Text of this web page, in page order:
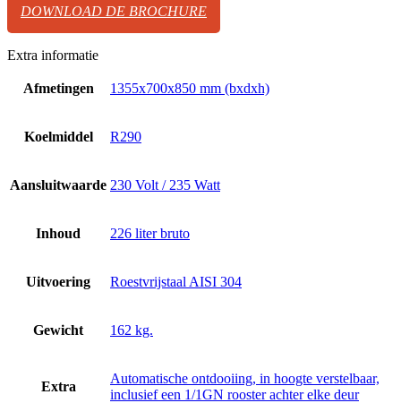
DOWNLOAD DE BROCHURE
Extra informatie
Afmetingen 1355x700x850 mm (bxdxh)
Koelmiddel R290
Aansluitwaarde 230 Volt / 235 Watt
Inhoud 226 liter bruto
Uitvoering Roestvrijstaal AISI 304
Gewicht 162 kg.
Extra
Automatische ontdooiing, in hoogte verstelbaar,
inclusief een 1/1GN rooster achter elke deur